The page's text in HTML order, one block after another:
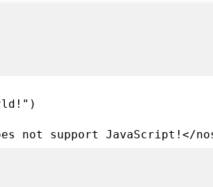
not support JavaScript!</